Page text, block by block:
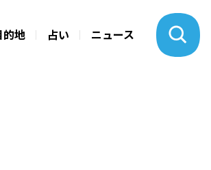
的地 占い ニュース